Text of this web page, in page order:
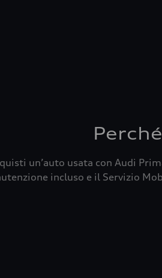
un’auto usata con Audi
incluso e il Servizio